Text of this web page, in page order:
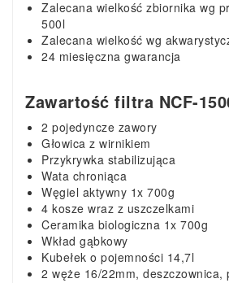
Zalecana wielkość zbiornika wg
500l
Zalecana wielkość wg
24 miesięczna gwarancja
Zawartość filtra NCF-
2 pojedyncze zawory
Głowica z wirnikiem
Przykrywka stabilizująca
Wata chroniąca
Węgiel aktywny 1x 700g
4 kosze wraz z uszczelkami
Ceramika biologiczna 1x 700g
Wkład gąbkowy
Kubełek o pojemności 14,7l
2 węże 16/22mm, deszczownica,